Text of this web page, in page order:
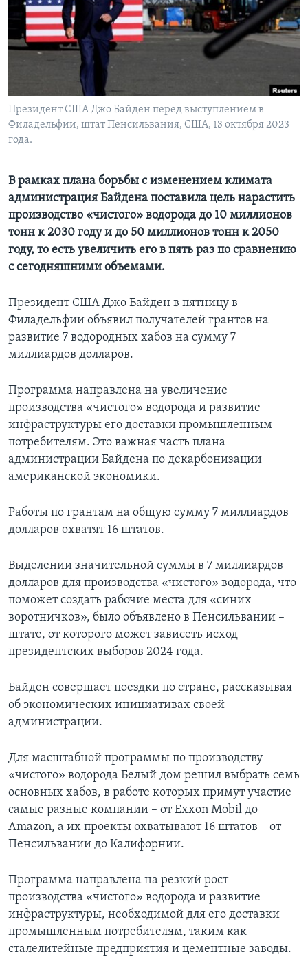
Learning English
СОЦИАЛЬНЫЕ СЕТИ
Языки
Президент США Джо Байден перед выступлением в
Филадельфии, штат Пенсильвания, США, 13 октября 2023
года.
В рамках плана борьбы с изменением климата
администрация Байдена поставила цель нарастить
производство «чистого» водорода до 10 миллионов
тонн к 2030 году и до 50 миллионов тонн к 2050
году, то есть увеличить его в пять раз по сравнению
с сегодняшними объемами.
Президент США Джо Байден в пятницу в
Филадельфии объявил получателей грантов на
развитие 7 водородных хабов на сумму 7
миллиардов долларов.
Программа направлена на увеличение
производства «чистого» водорода и развитие
инфраструктуры его доставки промышленным
потребителям. Это важная часть плана
администрации Байдена по декарбонизации
американской экономики.
Работы по грантам на общую сумму 7 миллиардов
долларов охватят 16 штатов.
Выделении значительной суммы в 7 миллиардов
долларов для производства «чистого» водорода, что
поможет создать рабочие места для «синих
воротничков», было объявлено в Пенсильвании –
штате, от которого может зависеть исход
президентских выборов 2024 года.
Байден совершает поездки по стране, рассказывая
об экономических инициативах своей
администрации.
Для масштабной программы по производству
«чистого» водорода Белый дом решил выбрать семь
основных хабов, в работе которых примут участие
самые разные компании – от Exxon Mobil до
Amazon, а их проекты охватывают 16 штатов – от
Пенсильвании до Калифорнии.
Программа направлена на резкий рост
производства «чистого» водорода и развитие
инфраструктуры, необходимой для его доставки
промышленным потребителям, таким как
сталелитейные предприятия и цементные заводы.